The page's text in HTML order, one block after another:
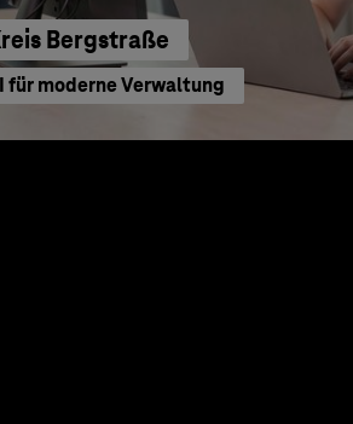
Bergstraße
für moderne Verwaltung